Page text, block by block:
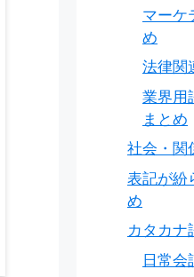
マーケ
め
法律関
業界用
まとめ
社会・関
表記が紛
め
カタカナ
日常会